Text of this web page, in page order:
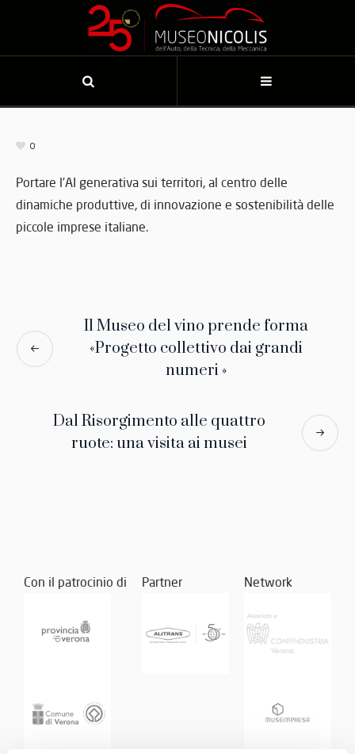
0
Portare l’AI generativa sui territori, al centro delle
dinamiche produttive, di innovazione e sostenibilità delle
piccole imprese italiane.
Il Museo del vino prende forma
«Progetto collettivo dai grandi
numeri »
Dal Risorgimento alle quattro
ruote: una visita ai musei
Con il patrocinio di Partner Network